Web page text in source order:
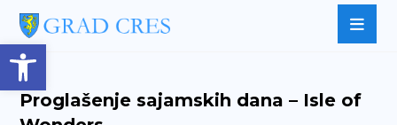
Open toolbar
Proglašenje sajamskih dana – Isle of